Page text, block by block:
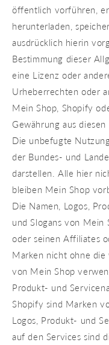
öffentlich vorführen,
herunterladen,
ausdrücklich hierin
Bestimmung dieser
eine Lizenz oder
Urheberrechten oder
Mein Shop, Shopify
Gewährung aus
Die unbefugte
der Bundes- und
darstellen. Alle hier
bleiben Mein Shop
Die Namen, Logos,
und Slogans von Mein
oder seinen Affiliates
Marken nicht ohne
von Mein Shop
Produkt- und
Shopify sind Marken
Logos, Produkt- und
auf den Services sind